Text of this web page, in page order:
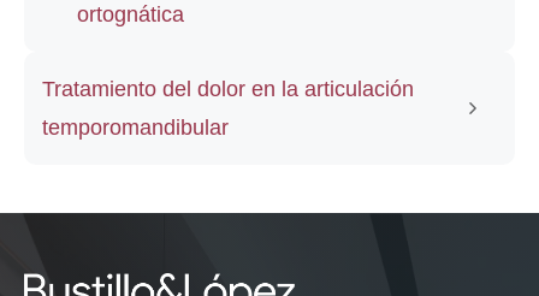
ortognática
Tratamiento del dolor en la articulación
temporomandibular